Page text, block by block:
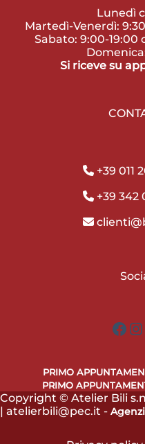
Lunedì
Martedì-Venerdì:
Sabato: 9:00-
Si riceve su
+39 011
+39 342
PRIMO
PRIMO
Copyright © Atelier Bili
| atelierbili@pec.it -